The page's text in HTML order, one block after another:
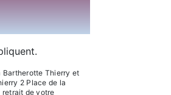
Bartherotte Thierry et
2 Place de la
retrait de votre